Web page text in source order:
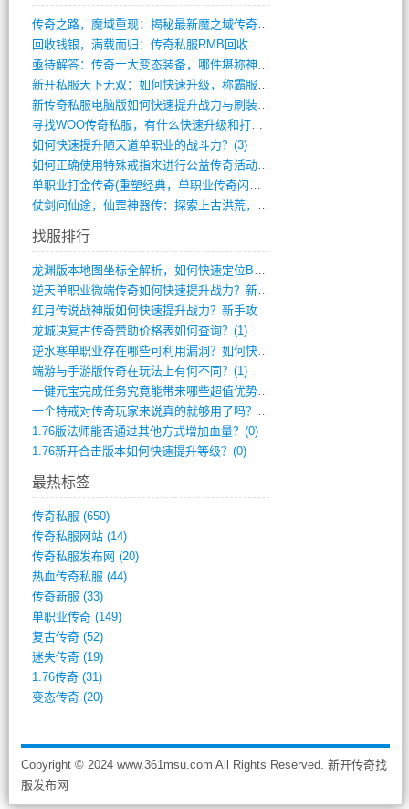
传奇之路，魔域重现：揭秘最新魔之域传奇攻(712)
回收钱银，满载而归：传奇私服RMB回收装(548)
亟待解答：传奇十大变态装备，哪件堪称神器(347)
新开私服天下无双：如何快速升级，称霸服务(681)
新传奇私服电脑版如何快速提升战力与刷装备(835)
寻找WOO传奇私服，有什么快速升级和打宝(864)
如何快速提升陋天道单职业的战斗力？(3)
如何正确使用特殊戒指来进行公益传奇活动？(10)
单职业打金传奇(重塑经典，单职业传奇闪耀(10)
仗剑问仙途，仙罡神器传：探索上古洪荒，揭(813)
找服排行
龙渊版本地图坐标全解析，如何快速定位BO(3)
逆天单职业微端传奇如何快速提升战力？新手(2)
红月传说战神版如何快速提升战力？新手攻略(2)
龙城决复古传奇赞助价格表如何查询？(1)
逆水寒单职业存在哪些可利用漏洞？如何快速(1)
端游与手游版传奇在玩法上有何不同？(1)
一键元宝完成任务究竟能带来哪些超值优势？(0)
一个特戒对传奇玩家来说真的就够用了吗？(0)
1.76版法师能否通过其他方式增加血量？(0)
1.76新开合击版本如何快速提升等级？(0)
最热标签
传奇私服 (650)
传奇私服网站(14)
传奇私服发布网 (20)
热血传奇私服 (44)
传奇新服 (33)
单职业传奇(149)
复古传奇(52)
迷失传奇(19)
1.76传奇(31)
变态传奇(20)
Copyright © 2024 www.361msu.com All Rights Reserved. 新开传奇找
服发布网